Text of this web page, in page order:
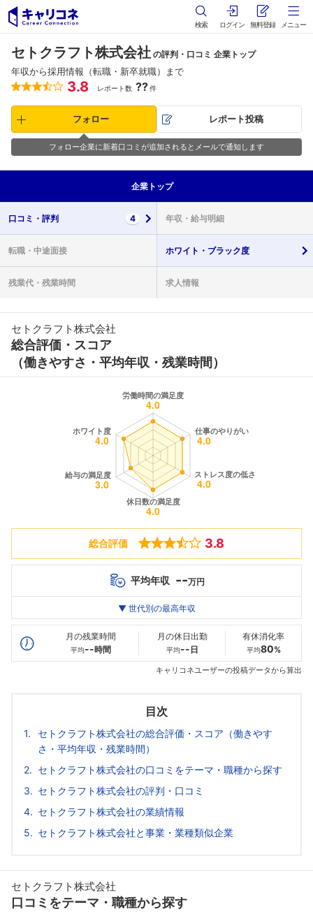
検索 ログイン 無料登録 メニュー
セトクラフト株式会社 の評判・口コミ 企業トップ
年収から採用情報（転職・新卒就職）まで
3.8 レポート数 ??件
フォロー レポート投稿
フォロー企業に新着口コミが追加されるとメールで通知します
企業 トップ
口コミ・ 評判 4 年収・ 給与明細
転職・ 中途面接 ホワイト・ ブラック度
残業代・ 残業時間 求人情報
セトクラフト株式会社
総合評価・スコア
（働きやすさ・平均年収・残業時間）
総合評価 3.8
平均年収 --万円
最高年収
20代
--万
30代
--万
--万
▼ 世代別の最高年収
月の残業時間
平均--時間
月の休日出勤
平均-- 日
有休消化率
平均80%
キャリコネユーザーの投稿データから算出
目次
セトクラフト株式会社の総合評価・スコア（働きやす
さ・平均年収・残業時間）
セトクラフト株式会社の口コミをテーマ・職種から探す
セトクラフト株式会社の評判・口コミ
セトクラフト株式会社の業績情報
セトクラフト株式会社と事業・業種類似企業
セトクラフト株式会社
口コミをテーマ・職種から探す